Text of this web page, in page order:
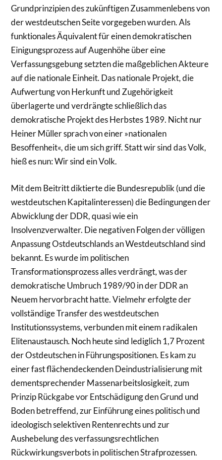
Grundprinzipien des zukünftigen Zusammenlebens von
der westdeutschen Seite vorgegeben wurden. Als
funktionales Äquivalent für einen demokratischen
Einigungsprozess auf Augenhöhe über eine
Verfassungsgebung setzten die maßgeblichen Akteure
auf die nationale Einheit. Das nationale Projekt, die
Aufwertung von Herkunft und Zugehörigkeit
überlagerte und verdrängte schließlich das
demokratische Projekt des Herbstes 1989. Nicht nur
Heiner Müller sprach von einer »nationalen
Besoffenheit«, die um sich griff. Statt wir sind das Volk,
hieß es nun: Wir sind ein Volk.
Mit dem Beitritt diktierte die Bundesrepublik (und die
westdeutschen Kapitalinteressen) die Bedingungen der
Abwicklung der DDR, quasi wie ein
Insolvenzverwalter. Die negativen Folgen der völligen
Anpassung Ostdeutschlands an Westdeutschland sind
bekannt. Es wurde im politischen
Transformationsprozess alles verdrängt, was der
demokratische Umbruch 1989/90 in der DDR an
Neuem hervorbracht hatte. Vielmehr erfolgte der
vollständige Transfer des westdeutschen
Institutionssystems, verbunden mit einem radikalen
Elitenaustausch. Noch heute sind lediglich 1,7 Prozent
der Ostdeutschen in Führungspositionen. Es kam zu
einer fast flächendeckenden Deindustrialisierung mit
dementsprechender Massenarbeitslosigkeit, zum
Prinzip Rückgabe vor Entschädigung den Grund und
Boden betreffend, zur Einführung eines politisch und
ideologisch selektiven Rentenrechts und zur
Aushebelung des verfassungsrechtlichen
Rückwirkungsverbots in politischen Strafprozessen.